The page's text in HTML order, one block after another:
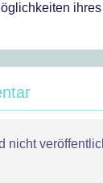
nicht